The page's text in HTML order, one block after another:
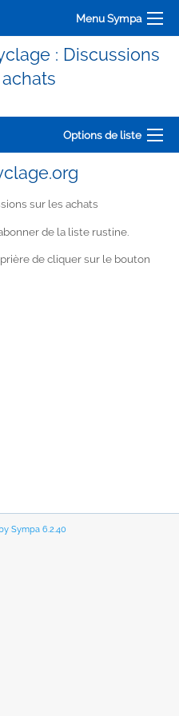
Menu Sympa
: Discussions
Options de liste
sur les achats
de la liste rustine.
de cliquer sur le bouton
Sympa 6.2.40